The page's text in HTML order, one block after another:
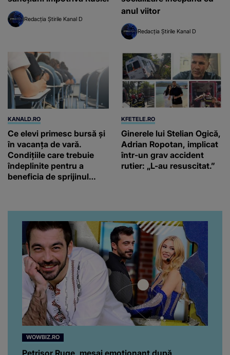
Redacția Știrile Kanal D
anul viitor
Redacția Știrile Kanal D
KANALD.RO
Ce elevi primesc bursă și
în vacanța de vară.
Condițiile care trebuie
îndeplinite pentru a
beneficia de sprijinul
KFETELE.RO
Ginerele lui Stelian Ogică,
Adrian Ropotan, implicat
într-un grav accident
rutier: „L-au resuscitat.”
WOWBIZ.RO
Petrișor Ruge, mesaj emoționant după